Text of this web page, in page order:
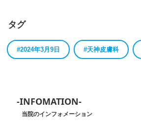
タグ
#2024年3月9日 #天神皮膚科
-INFOMATION-
当院のインフォメーション